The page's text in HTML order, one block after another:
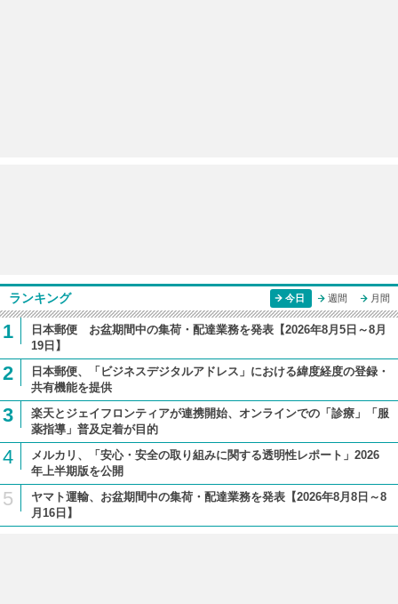
ランキング 今日 週間 月間
1
日本郵便 お盆期間中の集荷・配達業務を発表【2026年8月5日～8月
19日】
2
日本郵便、「ビジネスデジタルアドレス」における緯度経度の登録・
共有機能を提供
3
楽天とジェイフロンティアが連携開始、オンラインでの「診療」「服
薬指導」普及定着が目的
4
メルカリ、「安心・安全の取り組みに関する透明性レポート」2026
年上半期版を公開
5
ヤマト運輸、お盆期間中の集荷・配達業務を発表【2026年8月8日～8
月16日】